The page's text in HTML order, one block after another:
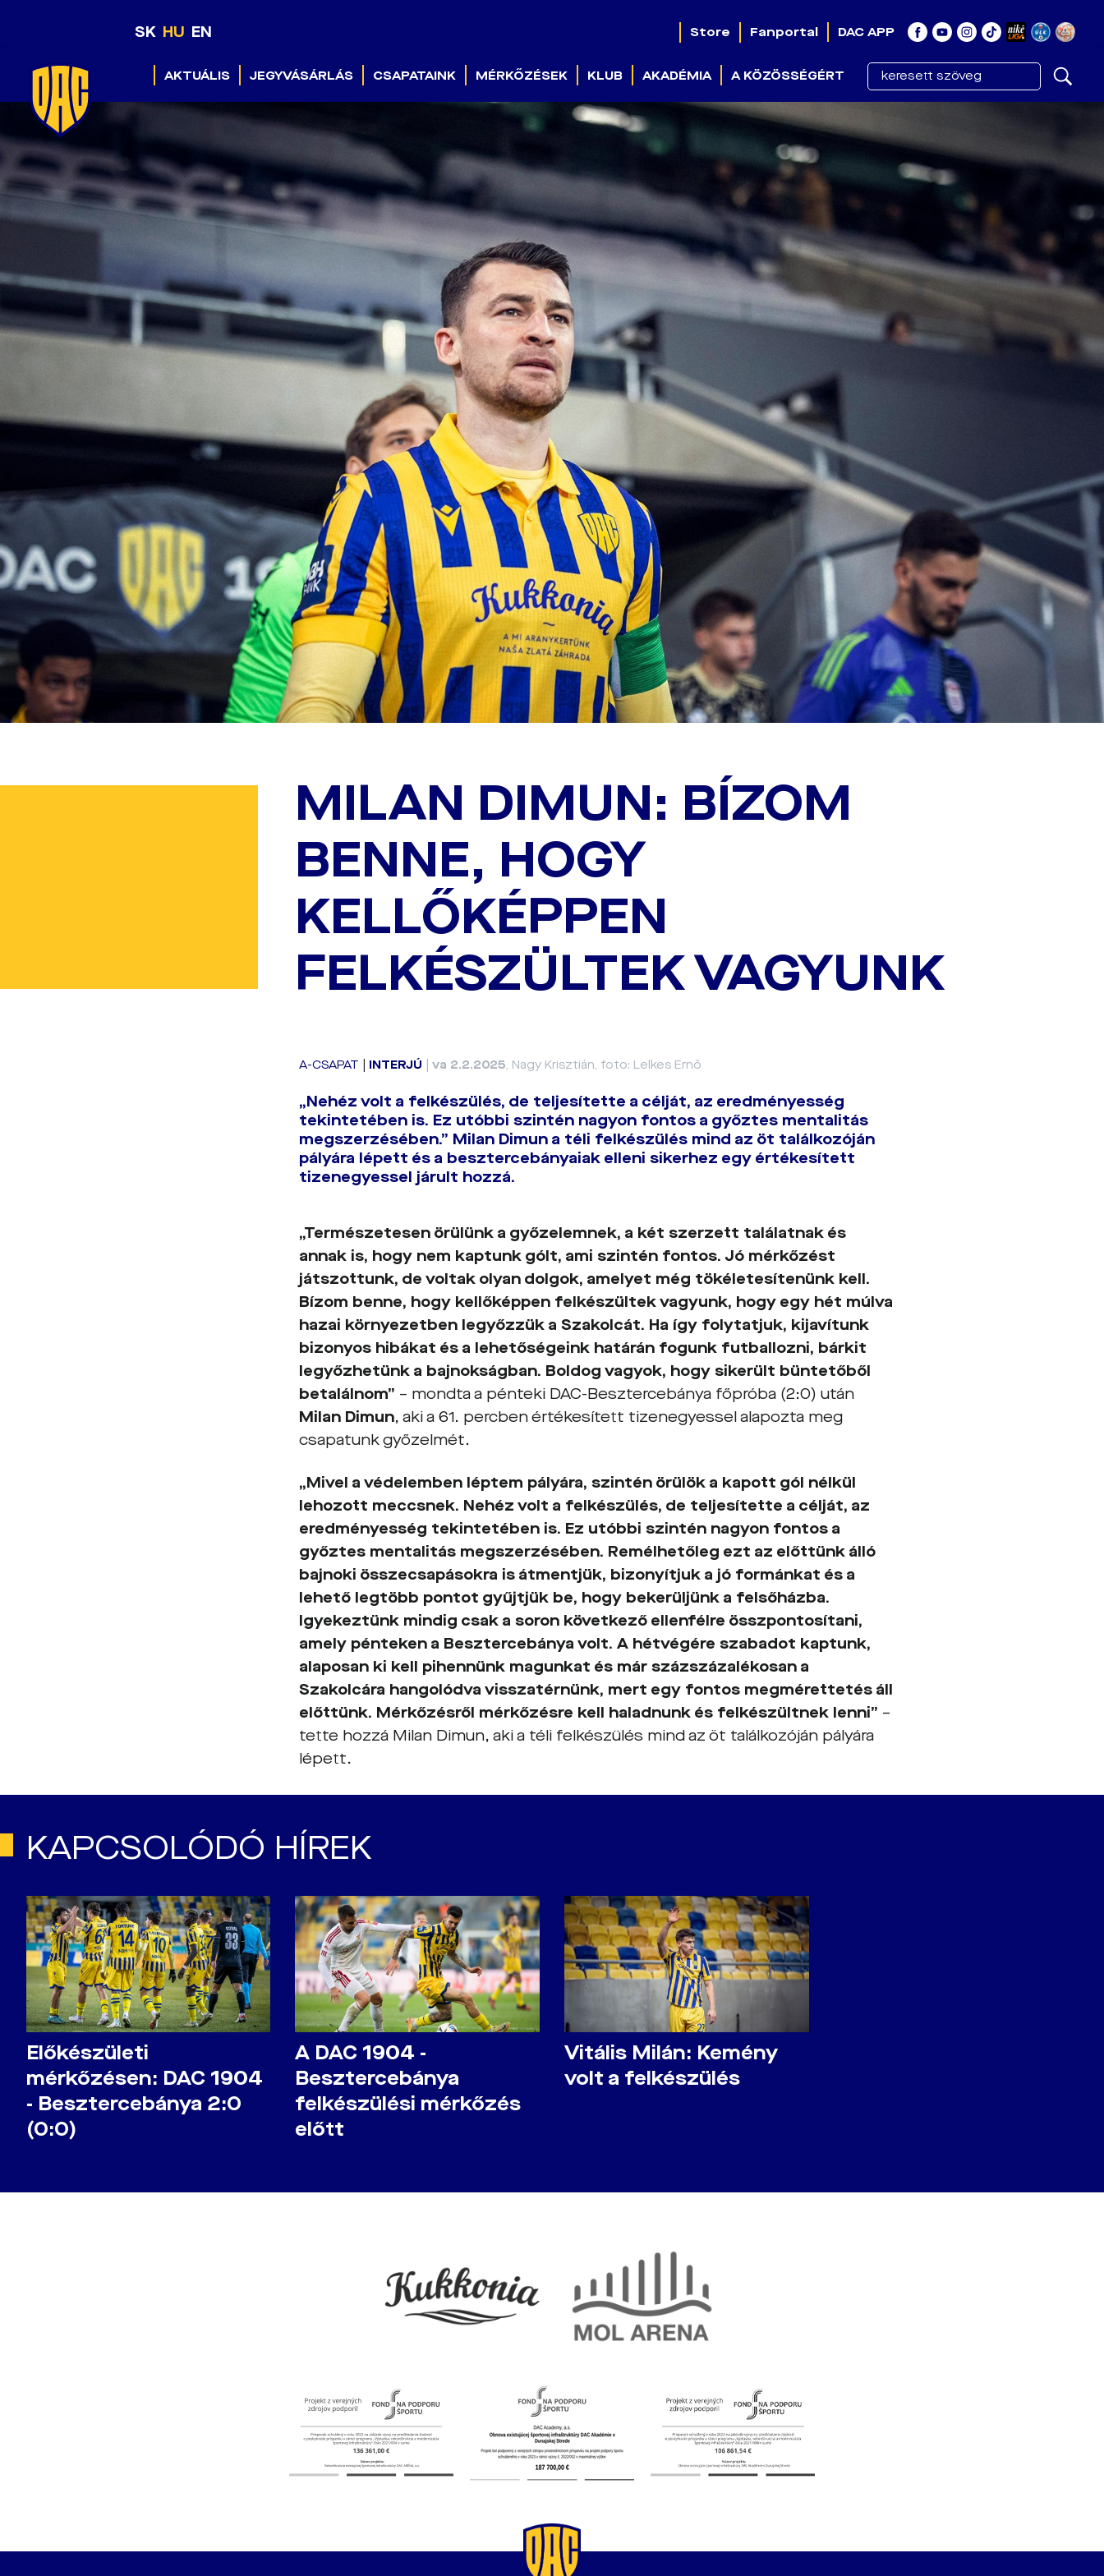
SK HU EN Store Fanportal DAC APP
AKTUÁLIS JEGYVÁSÁRLÁS CSAPATAINK MÉRKŐZÉSEK KLUB AKADÉMIA A KÖZÖSSÉGÉRT
MILAN DIMUN: BÍZOM
BENNE, HOGY
KELLŐKÉPPEN
FELKÉSZÜLTEK VAGYUNK
A-CSAPAT INTERJÚ |va 2.2.2025, Nagy Krisztián, foto: Lelkes Ernő
„Nehéz volt a felkészülés, de teljesítette a célját, az eredményesség
tekintetében is. Ez utóbbi szintén nagyon fontos a győztes mentalitás
megszerzésében.” Milan Dimun a téli felkészülés mind az öt találkozóján
pályára lépett és a besztercebányaiak elleni sikerhez egy értékesített
tizenegyessel járult hozzá.
„Természetesen örülünk a győzelemnek, a két szerzett találatnak és
annak is, hogy nem kaptunk gólt, ami szintén fontos. Jó mérkőzést
játszottunk, de voltak olyan dolgok, amelyet még tökéletesítenünk kell.
Bízom benne, hogy kellőképpen felkészültek vagyunk, hogy egy hét múlva
hazai környezetben legyőzzük a Szakolcát. Ha így folytatjuk, kijavítunk
bizonyos hibákat és a lehetőségeink határán fogunk futballozni, bárkit
legyőzhetünk a bajnokságban. Boldog vagyok, hogy sikerült büntetőből
betalálnom” – mondta a pénteki DAC-Besztercebánya főpróba (2:0) után
Milan Dimun, aki a 61. percben értékesített tizenegyessel alapozta meg
csapatunk győzelmét.
„Mivel a védelemben léptem pályára, szintén örülök a kapott gól nélkül
lehozott meccsnek. Nehéz volt a felkészülés, de teljesítette a célját, az
eredményesség tekintetében is. Ez utóbbi szintén nagyon fontos a
győztes mentalitás megszerzésében. Remélhetőleg ezt az előttünk álló
bajnoki összecsapásokra is átmentjük, bizonyítjuk a jó formánkat és a
lehető legtöbb pontot gyűjtjük be, hogy bekerüljünk a felsőházba.
Igyekeztünk mindig csak a soron következő ellenfélre összpontosítani,
amely pénteken a Besztercebánya volt. A hétvégére szabadot kaptunk,
alaposan ki kell pihennünk magunkat és már százszázalékosan a
Szakolcára hangolódva visszatérnünk, mert egy fontos megmérettetés áll
előttünk. Mérkőzésről mérkőzésre kell haladnunk és felkészültnek lenni” –
tette hozzá Milan Dimun, aki a téli felkészülés mind az öt találkozóján pályára
lépett.
KAPCSOLÓDÓ HÍREK
Előkészületi
mérkőzésen: DAC 1904
- Besztercebánya 2:0
(0:0)
A DAC 1904 -
Besztercebánya
felkészülési mérkőzés
előtt
Vitális Milán: Kemény
volt a felkészülés